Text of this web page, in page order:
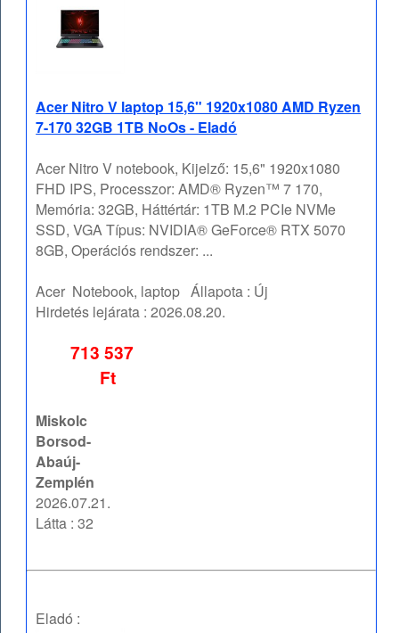
Acer Nitro V laptop 15,6" 1920x1080 AMD Ryzen
7-170 32GB 1TB NoOs - Eladó
Acer Nitro V notebook, Kijelző: 15,6" 1920x1080
FHD IPS, Processzor: AMD® Ryzen™ 7 170,
Memória: 32GB, Háttértár: 1TB M.2 PCIe NVMe
SSD, VGA Típus: NVIDIA® GeForce® RTX 5070
8GB, Operációs rendszer: ...
Acer Notebook, laptop Állapota : Új
Hirdetés lejárata :2026.08.20.
713 537
Ft
Miskolc
Borsod-
Abaúj-
Zemplén
2026.07.21.
Látta : 32
Eladó :